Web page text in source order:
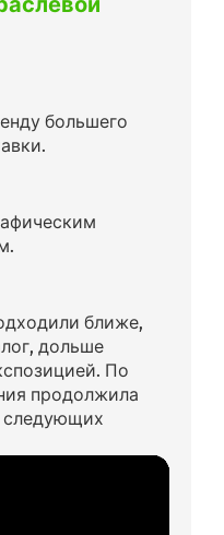
большего
ближе,
дольше
По
продолжила
следующих